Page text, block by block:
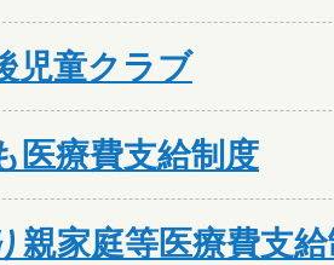
児童クラブ
医療費支給制度
親家庭等医療費支